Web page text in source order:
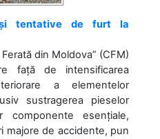
și tentative de furt la
din Moldova” (CFM)
față de intensificarea
a elementelor
sustragerea pieselor
componente esențiale,
majore de accidente, pun